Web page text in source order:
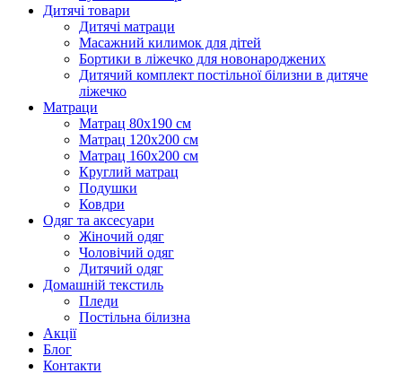
Дитячі товари
Дитячі матраци
Масажний килимок для дітей
Бортики в ліжечко для новонароджених
Дитячий комплект постільної білизни в дитяче
ліжечко
Матраци
Матрац 80х190 см
Матрац 120х200 см
Матрац 160х200 см
Круглий матрац
Подушки
Ковдри
Одяг та аксесуари
Жіночий одяг
Чоловічий одяг
Дитячий одяг
Домашній текстиль
Пледи
Постільна білизна
Акції
Блог
Контакти